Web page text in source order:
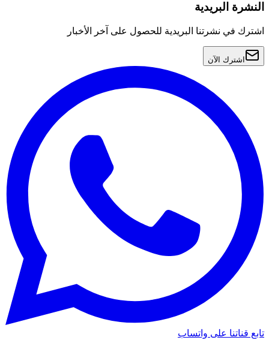
النشرة البريدية
اشترك في نشرتنا البريدية للحصول على آخر الأخبار
اشترك الآن
تابع قناتنا على واتساب